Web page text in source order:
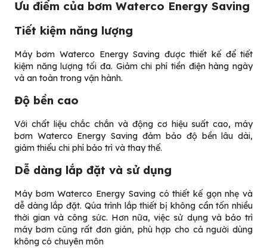
Ưu điểm của bơm Waterco Energy Saving
Tiết kiệm năng lượng
Máy bơm Waterco Energy Saving được thiết kế để tiết
kiệm năng lượng tối đa. Giảm chi phí tiền điện hàng ngày
và an toàn trong vận hành.
Độ bền cao
Với chất liệu chắc chắn và động cơ hiệu suất cao, máy
bơm Waterco Energy Saving đảm bảo độ bền lâu dài,
giảm thiểu chi phí bảo trì và thay thế.
Dễ dàng lắp đặt và sử dụng
Máy bơm Waterco Energy Saving có thiết kế gọn nhẹ và
dễ dàng lắp đặt. Qúa trình lắp thiết bị không cần tốn nhiều
thời gian và công sức. Hơn nữa, việc sử dụng và bảo trì
máy bơm cũng rất đơn giản, phù hợp cho cả người dùng
không có chuyên môn